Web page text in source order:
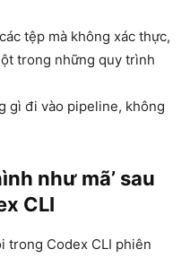
tệp mà không xác thực,
trong những quy trình
gì đi vào pipeline, không
như mã’ sau
CLI
trong Codex CLI phiên